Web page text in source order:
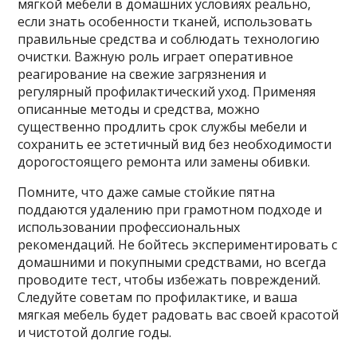
мягкой мебели в домашних условиях реально,
если знать особенности тканей, использовать
правильные средства и соблюдать технологию
очистки. Важную роль играет оперативное
реагирование на свежие загрязнения и
регулярный профилактический уход. Применяя
описанные методы и средства, можно
существенно продлить срок службы мебели и
сохранить ее эстетичный вид без необходимости
дорогостоящего ремонта или замены обивки.
Помните, что даже самые стойкие пятна
поддаются удалению при грамотном подходе и
использовании профессиональных
рекомендаций. Не бойтесь экспериментировать с
домашними и покупными средствами, но всегда
проводите тест, чтобы избежать повреждений.
Следуйте советам по профилактике, и ваша
мягкая мебель будет радовать вас своей красотой
и чистотой долгие годы.